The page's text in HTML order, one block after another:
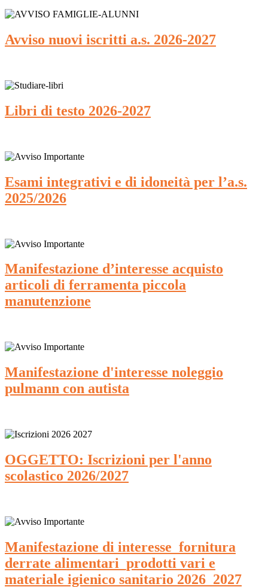
Avviso nuovi iscritti a.s. 2026-2027
Libri di testo 2026-2027
Esami integrativi e di idoneità per l’a.s.
2025/2026
Manifestazione d’interesse acquisto
articoli di ferramenta piccola
manutenzione
Manifestazione d'interesse noleggio
pulmann con autista
OGGETTO: Iscrizioni per l'anno
scolastico 2026/2027
Manifestazione di interesse_fornitura
derrate alimentari_prodotti vari e
materiale igienico sanitario 2026_2027